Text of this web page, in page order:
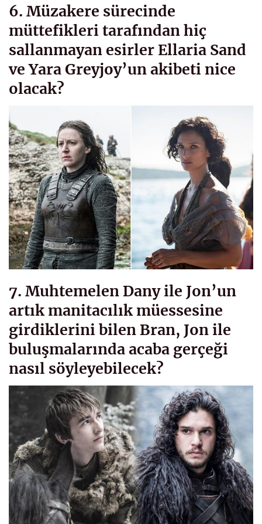
6. Müzakere sürecinde
müttefikleri tarafından hiç
sallanmayan esirler Ellaria Sand
ve Yara Greyjoy’un akibeti nice
olacak?
7. Muhtemelen Dany ile Jon’un
artık manitacılık müessesine
girdiklerini bilen Bran, Jon ile
buluşmalarında acaba gerçeği
nasıl söyleyebilecek?